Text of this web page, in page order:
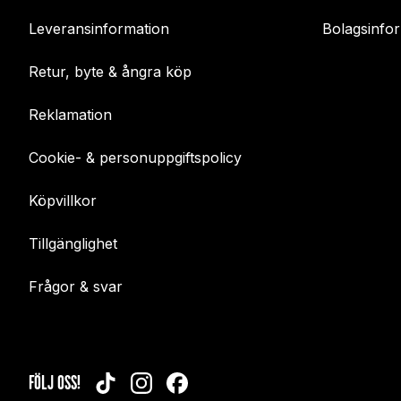
Leveransinformation
Retur, byte & ångra köp
Reklamation
Cookie- & personuppgiftspolicy
Köpvillkor
Tillgänglighet
Frågor & svar
FÖLJ OSS! TIKTOKINSTAGRAMFACEBOOK